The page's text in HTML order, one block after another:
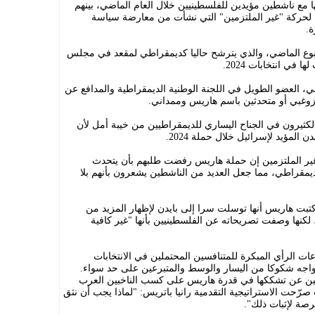
ناشطين مؤيدين للفلسطينيين خلال العام الماضي، بينهم
لحركة "غير الملتزمين" التي نشأت من معارضة سياسة
الماضي، والذي يترشح حاليا كديمقراطي لمقعد في مجلس
انتخابات 2024.
الطويل في اللجنة الوطنية الديمقراطية والمدافع عن
أو متحدثين باسم هاريس وممداني.
في الجناح اليساري للديمقراطيين من خيبة أمل لأن
لإسرائيل خلال حملة 2024.
غير الملتزمين إن حملة هاريس رفضت طلبهم بأن يتحدث
مما جعل العديد من الناشطين يشعرون بأنهم بلا
عام 2025، "107 أيام"، كتبت هاريس أنها توسلت سرا إلى بايدن لإظهار المزيد من
وصفت تصريحاته عن الفلسطينيين بأنها "غير كافية
المبكرة للمتنافسين المحتملين في الانتخابات
لعام 2028، إلا أنها تواجه شكوكا من اليسار والوسط والمتبرعين على حد سواء.
عن تشككها في قدرة هاريس على كسب الناخبين العرب
الاستراتيجية التقدمية رانيا باتريس: "لماذا يجب أن نثق
فرصة لإثبات ذلك".